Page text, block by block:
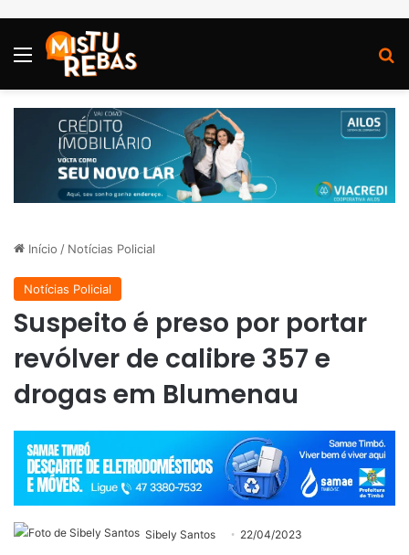
Menu
Início / Notícias Policial
Notícias Policial
Suspeito é preso por portar
revólver de calibre 357 e
drogas em Blumenau
Sibely Santos 22/04/2023